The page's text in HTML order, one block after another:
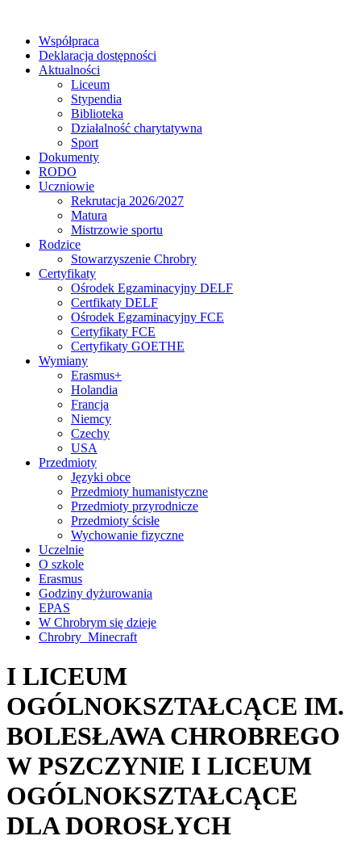
Współpraca
Deklaracja dostępności
Aktualności
Liceum
Stypendia
Biblioteka
Działalność charytatywna
Sport
Dokumenty
RODO
Uczniowie
Rekrutacja 2026/2027
Matura
Mistrzowie sportu
Rodzice
Stowarzyszenie Chrobry
Certyfikaty
Ośrodek Egzaminacyjny DELF
Certfikaty DELF
Ośrodek Egzaminacyjny FCE
Certyfikaty FCE
Certyfikaty GOETHE
Wymiany
Erasmus+
Holandia
Francja
Niemcy
Czechy
USA
Przedmioty
Języki obce
Przedmioty humanistyczne
Przedmioty przyrodnicze
Przedmioty ścisłe
Wychowanie fizyczne
Uczelnie
O szkole
Erasmus
Godziny dyżurowania
EPAS
W Chrobrym się dzieje
Chrobry_Minecraft
I LICEUM
OGÓLNOKSZTAŁCĄCE IM.
BOLESŁAWA CHROBREGO
W PSZCZYNIE I LICEUM
OGÓLNOKSZTAŁCĄCE
DLA DOROSŁYCH